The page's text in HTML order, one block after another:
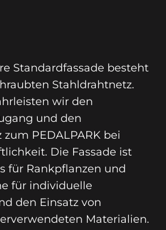
ersten Blick nicht die
die Langlebigkeit des
Wetter und Streusalz
–Erfolgt durch
PEDALPARK-
nach unserem
innerhalb weniger Tage.
Standardfassade besteht
Stahldrahtnetz.
wir den
und den
PEDALPARK bei
Die Fassade ist
für Rankpflanzen und
für individuelle
den Einsatz von
Materialien.